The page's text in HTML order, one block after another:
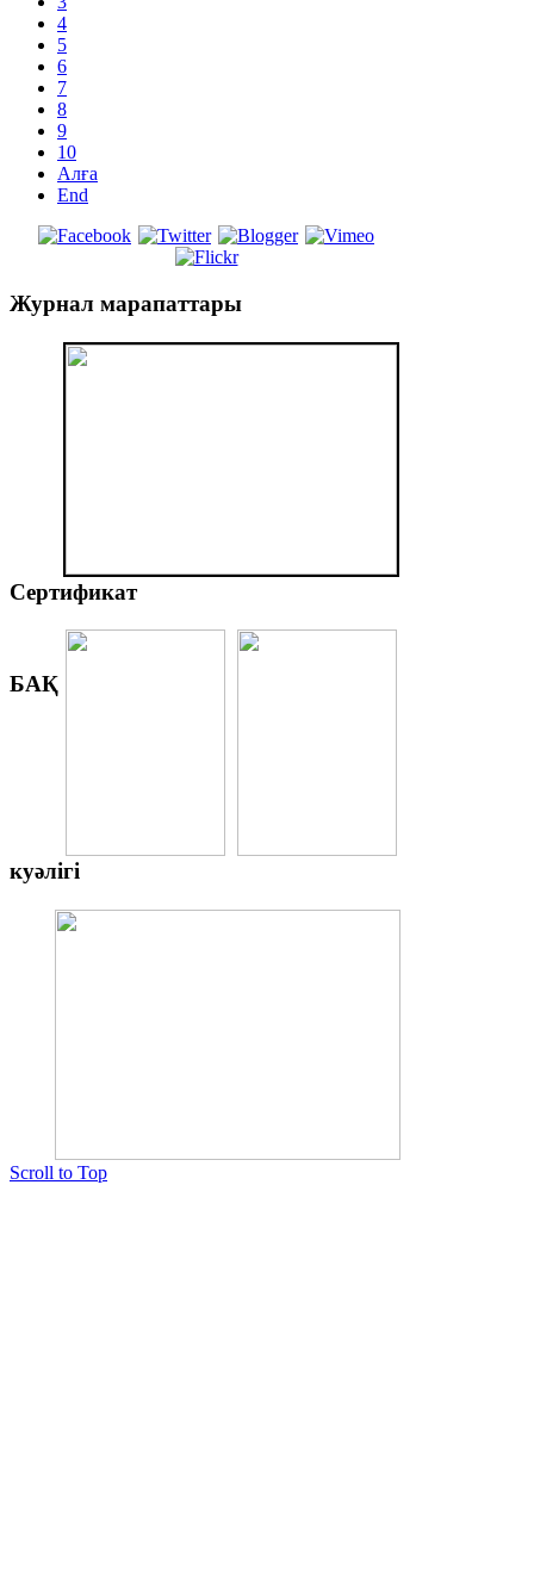
4
5
6
7
8
9
10
Алға
End
Журнал марапаттары
Сертификат
БАҚ
куәлігі
Scroll to Top